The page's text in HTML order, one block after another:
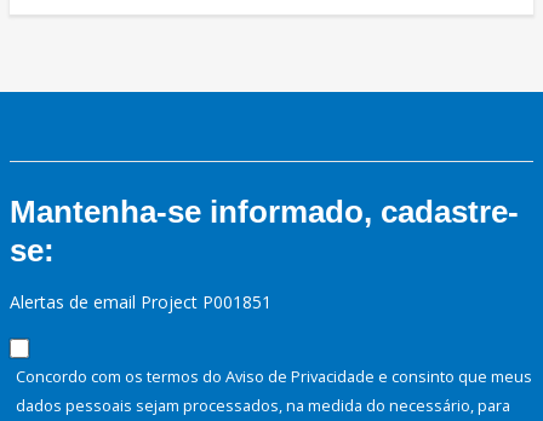
Mantenha-se informado, cadastre-
se:
Alertas de email Project P001851
Concordo com os termos do Aviso de Privacidade e consinto que meus
dados pessoais sejam processados, na medida do necessário, para